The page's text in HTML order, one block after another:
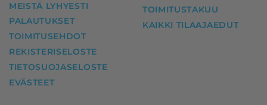
MEISTÄ LYHYESTI
PALAUTUKSET
TOIMITUSEHDOT
REKISTERISELOSTE
TIETOSUOJASELOSTE
EVÄSTEET
TOIMITUSTAKUU
KAIKKI TILAAJAEDUT